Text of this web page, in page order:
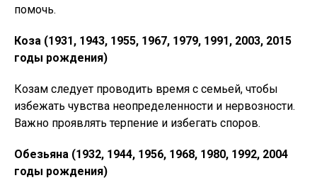
помочь.
Коза (1931, 1943, 1955, 1967, 1979, 1991, 2003, 2015
годы рождения)
Козам следует проводить время с семьей, чтобы
избежать чувства неопределенности и нервозности.
Важно проявлять терпение и избегать споров.
Обезьяна (1932, 1944, 1956, 1968, 1980, 1992, 2004
годы рождения)